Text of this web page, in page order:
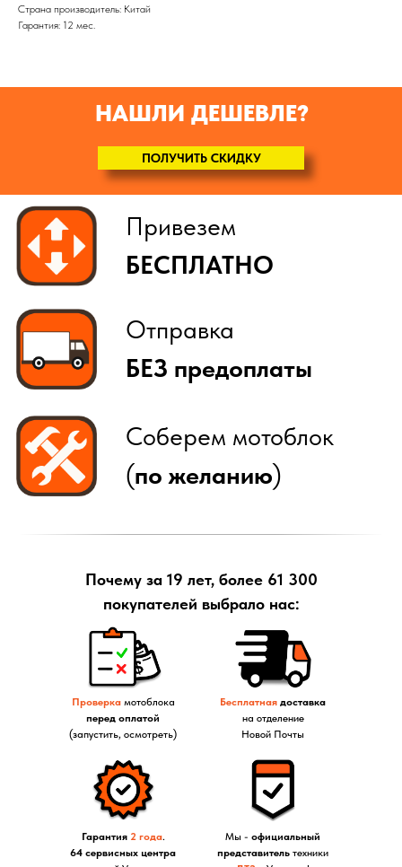
Страна производитель: Китай
Гарантия: 12 мес.
НАШЛИ ДЕШЕВЛЕ?
ПОЛУЧИТЬ СКИДКУ
(по желанию
Почему за 19 лет, более 61 300
покупателей выбрало нас:
Проверкамотоблока
перед оплатой
(запустить, осмотреть)
Гарантия 2 года.
64 сервисных центра
Бесплатная доставка
на отделение
Новой Почты
Мы - официальный
представитель техники